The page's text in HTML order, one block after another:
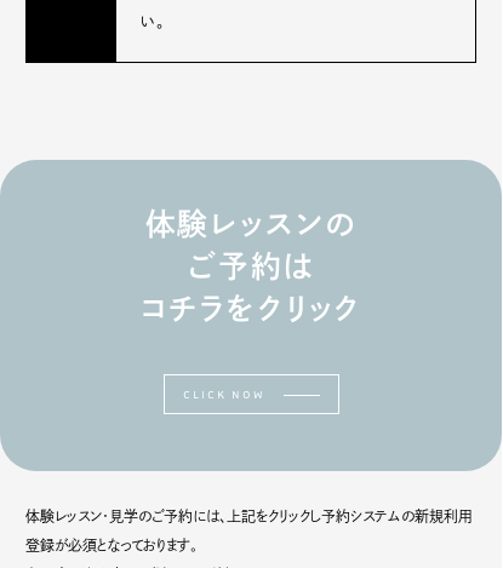
い。
体験レッスンの
ご予約は
コチラをクリック
CLICK NOW
体験レッスン・見学のご予約には、上記をクリックし予約システムの新規利用
登録が必須となっております。